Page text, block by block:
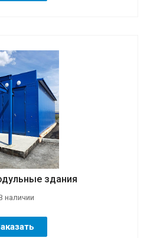
здания
наличии